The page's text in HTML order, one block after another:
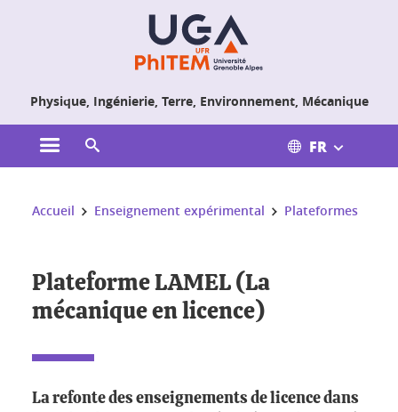
Physique, Ingénierie, Terre, Environnement, Mécanique
Ouvrir le menu principal FR
Vous êtes ici :
Accueil Enseignement expérimental Plateformes
Plateforme LAMEL (La
mécanique en licence)
La refonte des enseignements de licence dans